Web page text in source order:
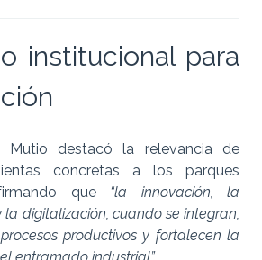
institucional para
Mutio destacó la relevancia de
concretas a los parques
que “la innovación, la
digitalización, cuando se integran,
productivos y fortalecen la